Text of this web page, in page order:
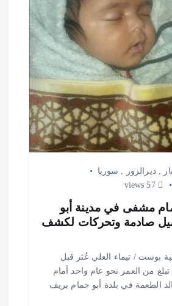
,ديرالزور , سوريا
57 views
مشفى في مدينة أبو
صادمة وتحركات لكشف
بوست / تيماء العلي عُثر قبل
من العمر نحو عام واحد أمام
الطعمة في بلدة أبو حمام بريف